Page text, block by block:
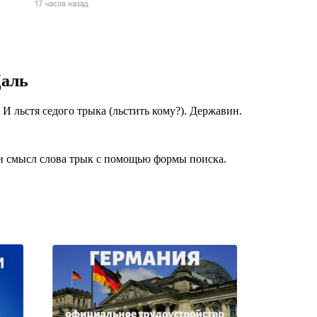
женщин и
страны),
льстя седого трыка (льстить кому?). Державин.
смысл слова трык с помощью формы поиска.